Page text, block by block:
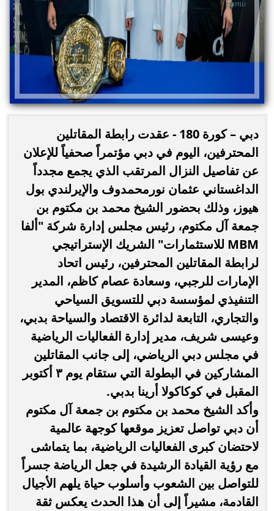
دبي – كورة 180 - عقدت رابطة المقاتلين
المحترفين، اليوم في دبي مؤتمراً صحفياً للإعلان
عن تفاصيل النزال المرتقب الذي يجمع مجدداً
الداغستاني عثمان نورمحمدوف والإيرلندي بول
هيوز، وذلك بحضور الشيخ محمد بن مكتوم بن
جمعة آل مكتوم، رئيس مجلس إدارة شركة "ألفا
MBM للاستثمارات" الشريك الإستراتيجي
لرابطة المقاتلين المحترفين، رئيس اتحاد
الإمارات للرجبي، وسعادة عصام كاظم، المدير
التنفيذي لمؤسسة دبي للتسويق السياحي
والتجاري، التابعة لدائرة الاقتصاد والسياحة بدبي،
وعيسى شريف، مدير إدارة الفعاليات الرياضية
في مجلس دبي الرياضي، إلى جانب المقاتلين
المشاركين في البطولة التي ستقام يوم ٣ أكتوبر
المقبل في كوكاكولا أرينا بدبي.
وأكد الشيخ محمد بن مكتوم بن جمعة آل مكتوم
أن دبي تواصل تعزيز موقعها كوجهة عالمية
لاحتضان كبرى الفعاليات الرياضية، بما يتماشى
مع رؤية القيادة الرشيدة في جعل الرياضة جسراً
للتواصل بين الشعوب وأسلوب حياة يلهم الأجيال
القادمة، مشيراً إلى أن هذا الحدث يعكس ثقة